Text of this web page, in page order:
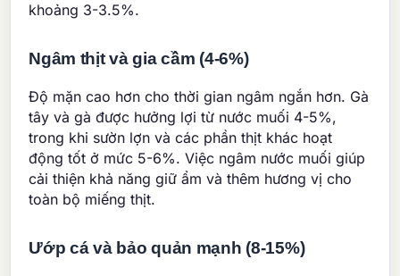
khoảng 3-3.5%.
Ngâm thịt và gia cầm (4-6%)
Độ mặn cao hơn cho thời gian ngâm ngắn hơn. Gà
tây và gà được hưởng lợi từ nước muối 4-5%,
trong khi sườn lợn và các phần thịt khác hoạt
động tốt ở mức 5-6%. Việc ngâm nước muối giúp
cải thiện khả năng giữ ẩm và thêm hương vị cho
toàn bộ miếng thịt.
Ướp cá và bảo quản mạnh (8-15%)